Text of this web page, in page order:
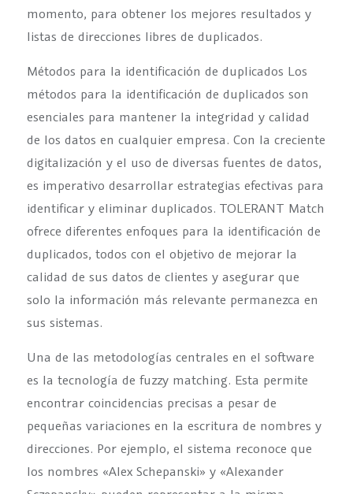
momento, para obtener los mejores resultados y
listas de direcciones libres de duplicados.
Métodos para la identificación de duplicados Los
métodos para la identificación de duplicados son
esenciales para mantener la integridad y calidad
de los datos en cualquier empresa. Con la creciente
digitalización y el uso de diversas fuentes de datos,
es imperativo desarrollar estrategias efectivas para
identificar y eliminar duplicados. TOLERANT Match
ofrece diferentes enfoques para la identificación de
duplicados, todos con el objetivo de mejorar la
calidad de sus datos de clientes y asegurar que
solo la información más relevante permanezca en
sus sistemas.
Una de las metodologías centrales en el software
es la tecnología de fuzzy matching. Esta permite
encontrar coincidencias precisas a pesar de
pequeñas variaciones en la escritura de nombres y
direcciones. Por ejemplo, el sistema reconoce que
los nombres «Alex Schepanski» y «Alexander